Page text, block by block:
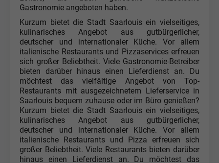
Gastronomie angeboten haben.
Kurzum bietet die Stadt Saarlouis ein vielseitiges,
kulinarisches Angebot aus gutbürgerlicher,
deutscher und internationaler Küche. Vor allem
italienische Restaurants und Pizzaservices erfreuen
sich großer Beliebtheit. Viele Gastronomie-Betreiber
bieten darüber hinaus einen Lieferdienst an. Du
möchtest das vielfältige Angebot von Top-
Restaurants mit ausgezeichnetem Lieferservice in
Saarlouis bequem zuhause oder im Büro genießen?
Kurzum bietet die Stadt Saarlouis ein vielseitiges,
kulinarisches Angebot aus gutbürgerlicher,
deutscher und internationaler Küche. Vor allem
italienische Restaurants und Pizza erfreuen sich
großer Beliebtheit. Viele Restaurants bieten darüber
hinaus einen Lieferdienst an. Du möchtest das